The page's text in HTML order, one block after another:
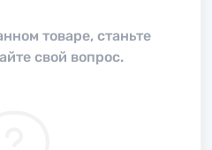
товаре, станьте
свой вопрос.